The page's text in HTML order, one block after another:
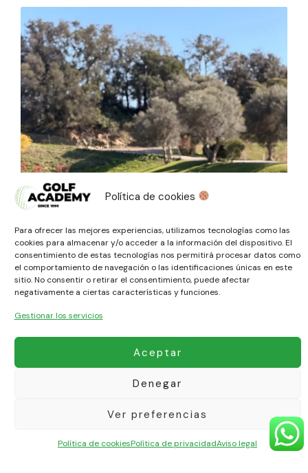
Política de cookies
Para ofrecer las mejores experiencias, utilizamos tecnologías como las
cookies para almacenar y/o acceder a la información del dispositivo. El
consentimiento de estas tecnologías nos permitirá procesar datos como
el comportamiento de navegación o las identificaciones únicas en este
sitio. No consentir o retirar el consentimiento, puede afectar
negativamente a ciertas características y funciones.
Gestionar los servicios
Aceptar
Denegar
Ver preferencias
Política de cookiesPolítica de privacidadAviso legal